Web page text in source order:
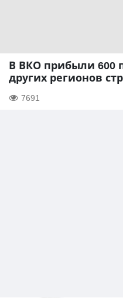
В ВКО прибыли 600
других регионов
7691